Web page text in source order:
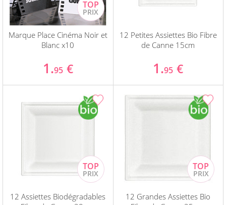
Marque Place Cinéma Noir et
Blanc x10
1.95 €
12 Petites Assiettes Bio Fibre
de Canne 15cm
1.95 €
12 Assiettes Biodégradables
12 Grandes Assiettes Bio